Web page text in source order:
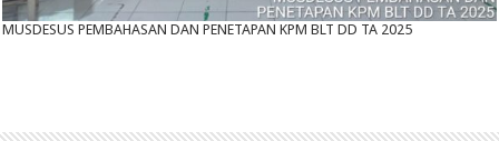
MUSDESUS PEMBAHASAN DAN PENETAPAN KPM BLT DD TA 2025